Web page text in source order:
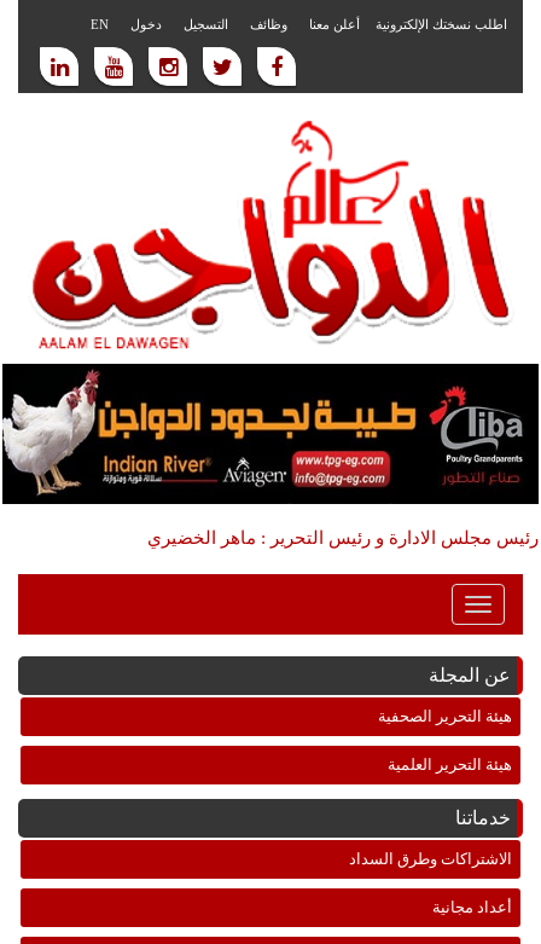
اطلب نسختك الإلكترونية أعلن معنا وظائف التسجيل دخول EN
رئيس مجلس الادارة و رئيس التحرير : ماهر الخضيري
Toggle
Navigation
عن المجلة
هيئة التحرير الصحفية
هيئة التحرير العلمية
خدماتنا
الاشتراكات وطرق السداد
أعداد مجانية